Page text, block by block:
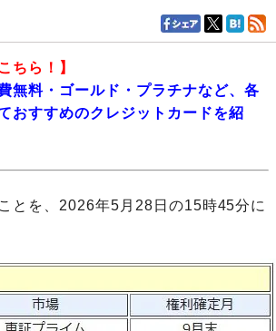
ちら！】
無料・ゴールド・プラチナなど、各
おすすめのクレジットカードを紹
とを、2026年5月28日の15時45分に